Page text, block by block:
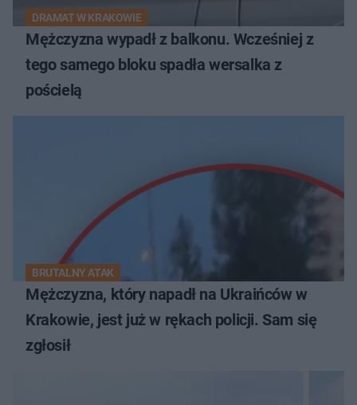
DRAMAT W KRAKOWIE
Mężczyzna wypadł z balkonu. Wcześniej z
tego samego bloku spadła wersalka z
pościelą
BRUTALNY ATAK
Mężczyzna, który napadł na Ukraińców w
Krakowie, jest już w rękach policji. Sam się
zgłosił